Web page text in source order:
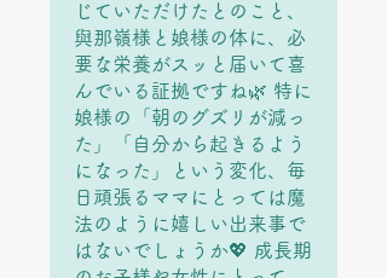
じていただけたとのこと、
與那嶺様と娘様の体に、必
要な栄養がスッと届いて喜
んでいる証拠ですね🌿 特に
娘様の「朝のグズリが減っ
た」「自分から起きるよう
になった」という変化、毎
日頑張るママにとっては魔
法のように嬉しい出来事で
はないでしょうか💖 成長期